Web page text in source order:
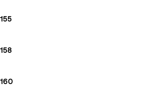
155
158
160